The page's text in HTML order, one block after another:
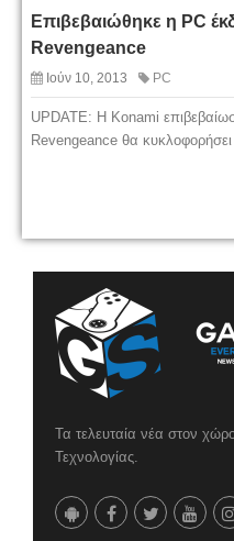
Επιβεβαιώθηκε η PC
Revengeance
Ιούν 10, 2013 PC
UPDATE: Η Konami
Revengeance θα κυκλοφορήσει
Τα τελευταία νέα στον
Τεχνολογίας.